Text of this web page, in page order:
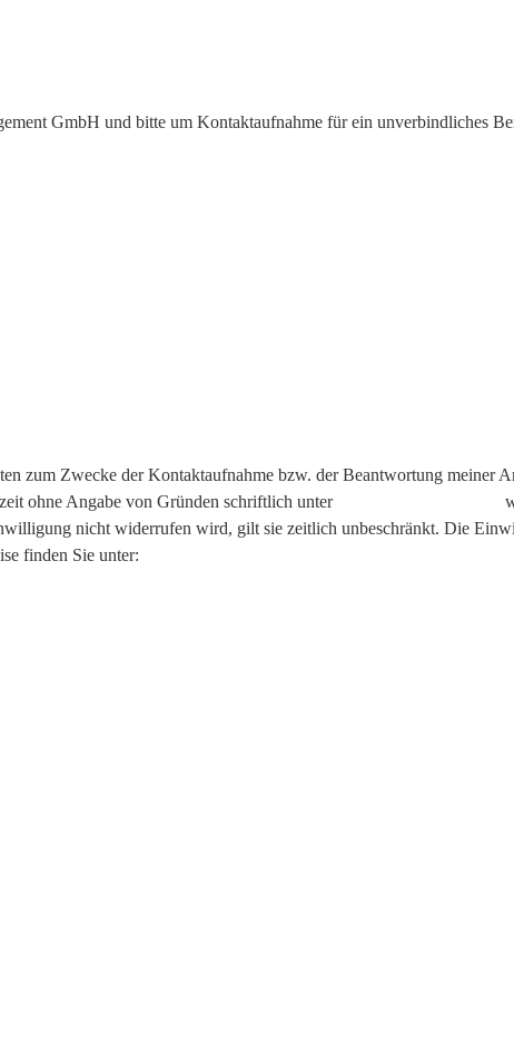
GmbH und bitte um Kontaktaufnahme für ein unverbindliches
zum Zwecke der Kontaktaufnahme bzw. der Beantwortung meiner
ohne Angabe von Gründen schriftlich unter
nicht widerrufen wird, gilt sie zeitlich unbeschränkt. Die
finden Sie unter: